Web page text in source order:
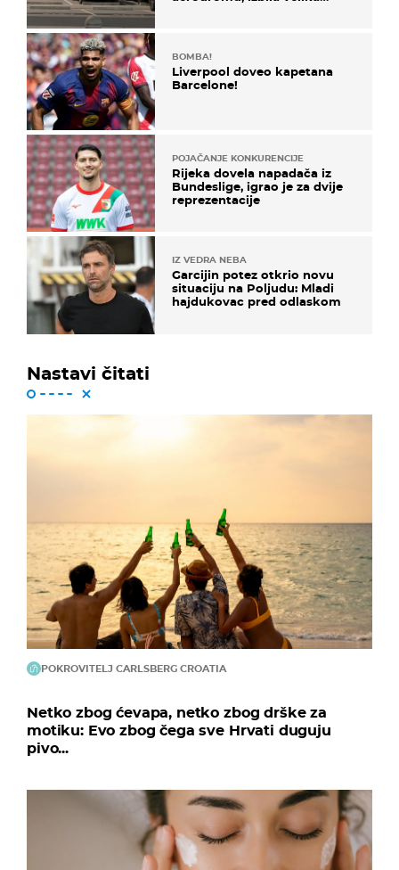
BOMBA!
Liverpool doveo kapetana
Barcelone!
POJAČANJE KONKURENCIJE
Rijeka dovela napadača iz
Bundeslige, igrao je za dvije
reprezentacije
IZ VEDRA NEBA
Garcijin potez otkrio novu
situaciju na Poljudu: Mladi
hajdukovac pred odlaskom
Nastavi čitati
POKROVITELJ CARLSBERG CROATIA
Netko zbog ćevapa, netko zbog drške za
motiku: Evo zbog čega sve Hrvati duguju
pivo...